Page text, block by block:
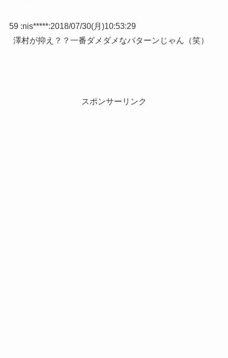
59 :nis*****:2018/07/30(月)10:53:29
澤村が抑え？？一番ダメダメなパターンじゃん（笑）
スポンサーリンク